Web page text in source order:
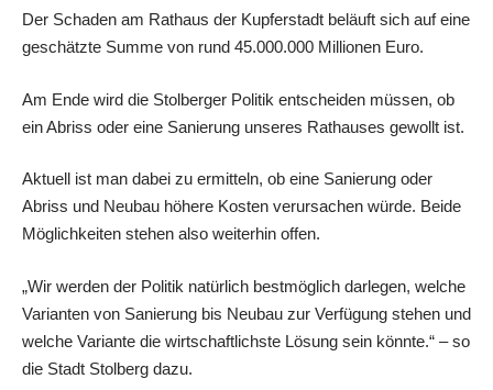
Der Schaden am Rathaus der Kupferstadt beläuft sich auf eine
geschätzte Summe von rund 45.000.000 Millionen Euro.
Am Ende wird die Stolberger Politik entscheiden müssen, ob
ein Abriss oder eine Sanierung unseres Rathauses gewollt ist.
Aktuell ist man dabei zu ermitteln, ob eine Sanierung oder
Abriss und Neubau höhere Kosten verursachen würde. Beide
Möglichkeiten stehen also weiterhin offen.
„Wir werden der Politik natürlich bestmöglich darlegen, welche
Varianten von Sanierung bis Neubau zur Verfügung stehen und
welche Variante die wirtschaftlichste Lösung sein könnte.“ – so
die Stadt Stolberg dazu.